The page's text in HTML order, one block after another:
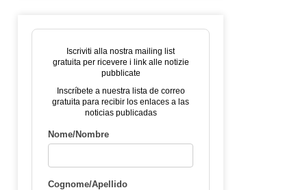
Iscriviti alla nostra mailing list
gratuita per ricevere i link alle notizie
pubblicate
Inscríbete a nuestra lista de correo
gratuita para recibir los enlaces a las
noticias publicadas
Nome/Nombre
Cognome/Apellido